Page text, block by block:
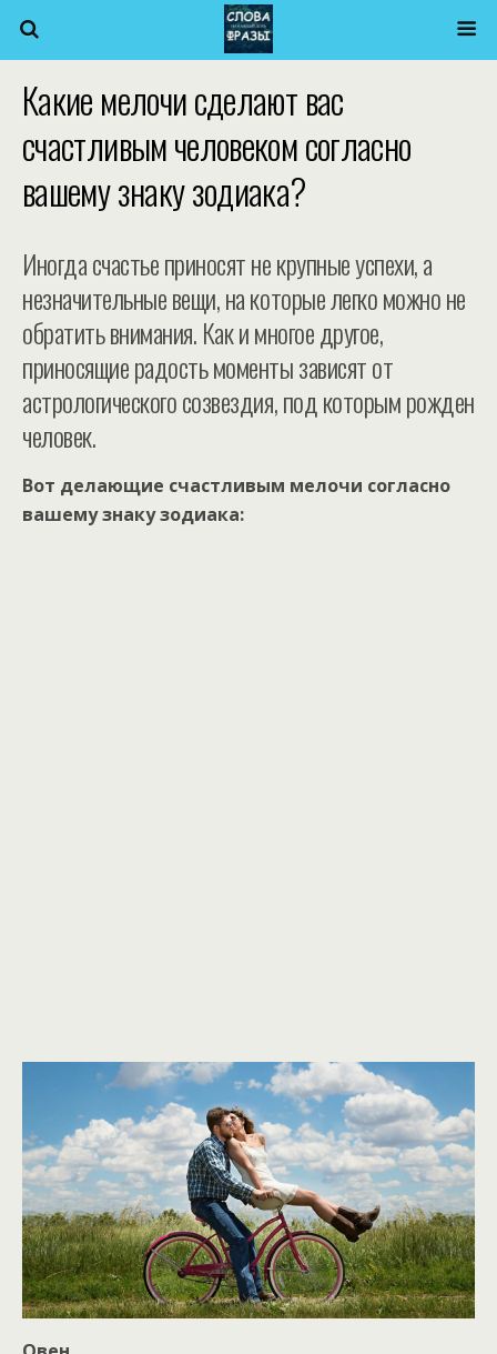
Какие мелочи сделают вас
счастливым человеком согласно
вашему знаку зодиака?
Иногда счастье приносят не крупные успехи, а
незначительные вещи, на которые легко можно не
обратить внимания. Как и многое другое,
приносящие радость моменты зависят от
астрологического созвездия, под которым рожден
человек.
Вот делающие счастливым мелочи согласно
вашему знаку зодиака: